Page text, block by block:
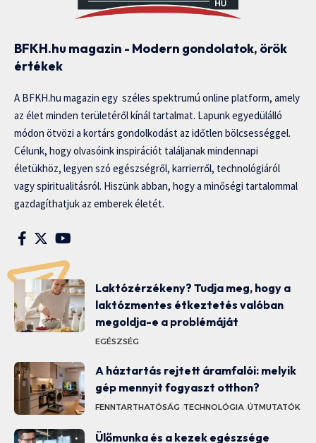
BFKH.hu magazin - Modern gondolatok, örök
értékek
A BFKH.hu magazin egy széles spektrumú online platform, amely
az élet minden területéről kínál tartalmat. Lapunk egyedülálló
módon ötvözi a kortárs gondolkodást az időtlen bölcsességgel.
Célunk, hogy olvasóink inspirációt találjanak mindennapi
életükhöz, legyen szó egészségről, karrierről, technológiáról
vagy spiritualitásról. Hiszünk abban, hogy a minőségi tartalommal
gazdagíthatjuk az emberek életét.
Laktózérzékeny? Tudja meg, hogy a
laktózmentes étkeztetés valóban
megoldja-e a problémáját
EGÉSZSÉG
A háztartás rejtett áramfalói: melyik
gép mennyit fogyaszt otthon?
FENNTARTHATÓSÁG TECHNOLÓGIA ÚTMUTATÓK
Ülőmunka és a kezek egészsége